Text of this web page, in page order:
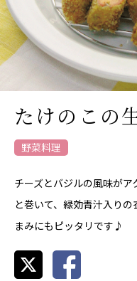
たけのこの
野菜料理
チーズとバジルの風味が
と巻いて、緑効青汁入り
まみにもピッタリです♪